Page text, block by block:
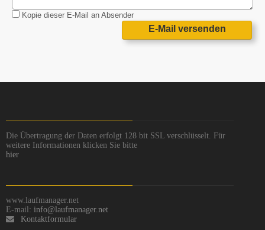
Kopie dieser E-Mail an Absender
E-Mail versenden
Die Übertragung der Daten erfolgt 128 bit SSL verschlüsselt. Für
weitere Informationen klicken Sie bitte
hier
www.laufmanager.net
E-mail: info@laufmanager.net
Kontaktformular